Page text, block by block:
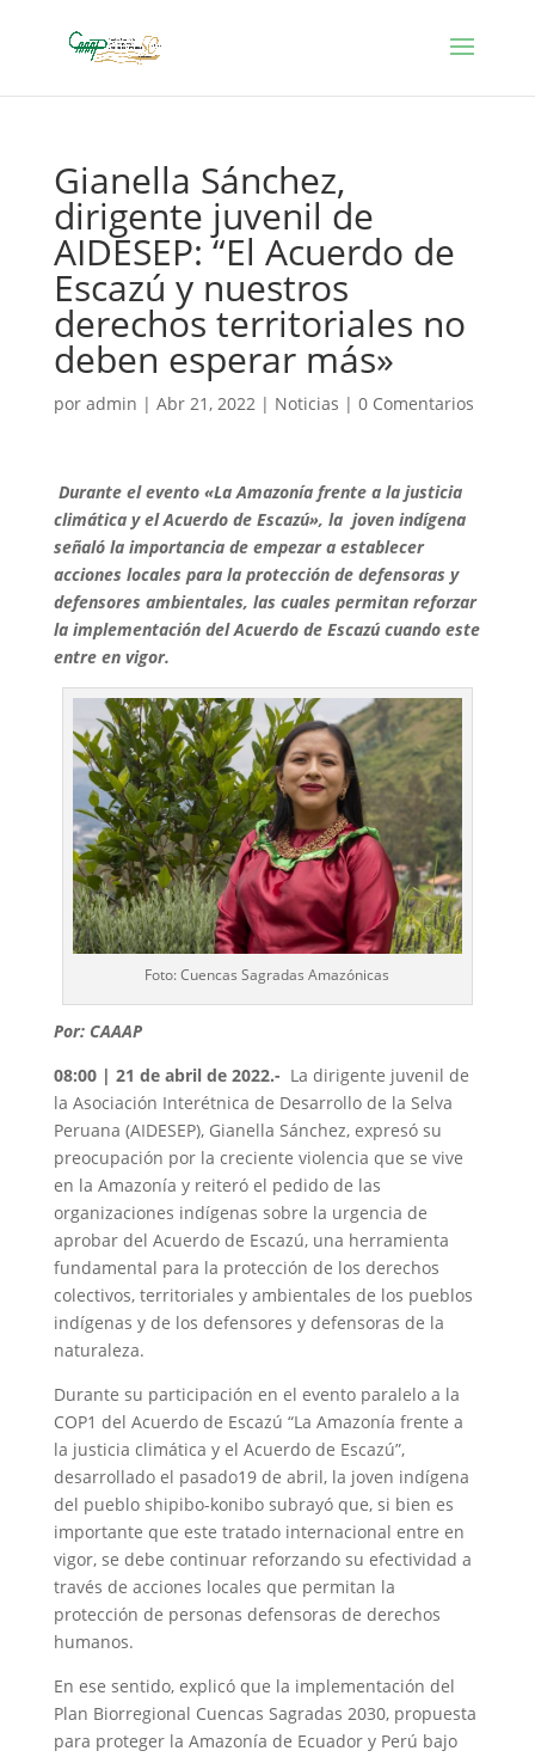
Gianella Sánchez,
dirigente juvenil de
AIDESEP: “El Acuerdo de
Escazú y nuestros
derechos territoriales no
deben esperar más»
por admin | Abr 21, 2022| Noticias | 0 Comentarios
Durante el evento «La Amazonía frente a la justicia
climática y el Acuerdo de Escazú», la joven indígena
señaló la importancia de empezar a establecer
acciones locales para la protección de defensoras y
defensores ambientales, las cuales permitan reforzar
la implementación del Acuerdo de Escazú cuando este
entre en vigor.
Foto: Cuencas Sagradas Amazónicas
Por: CAAAP
08:00 | 21 de abril de 2022.- La dirigente juvenil de
la Asociación Interétnica de Desarrollo de la Selva
Peruana (AIDESEP), Gianella Sánchez, expresó su
preocupación por la creciente violencia que se vive
en la Amazonía y reiteró el pedido de las
organizaciones indígenas sobre la urgencia de
aprobar del Acuerdo de Escazú, una herramienta
fundamental para la protección de los derechos
colectivos, territoriales y ambientales de los pueblos
indígenas y de los defensores y defensoras de la
naturaleza.
Durante su participación en el evento paralelo a la
COP1 del Acuerdo de Escazú “La Amazonía frente a
la justicia climática y el Acuerdo de Escazú”,
desarrollado el pasado19 de abril, la joven indígena
del pueblo shipibo-konibo subrayó que, si bien es
importante que este tratado internacional entre en
vigor, se debe continuar reforzando su efectividad a
través de acciones locales que permitan la
protección de personas defensoras de derechos
humanos.
En ese sentido, explicó que la implementación del
Plan Biorregional Cuencas Sagradas 2030, propuesta
para proteger la Amazonía de Ecuador y Perú bajo